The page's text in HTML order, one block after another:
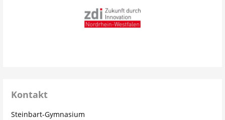
Kontakt
Steinbart-Gymnasium